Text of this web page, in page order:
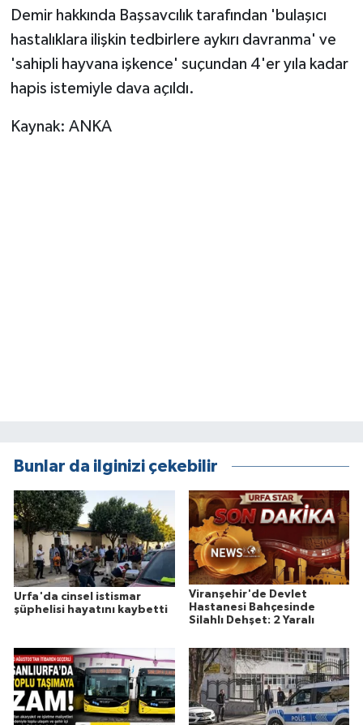
Demir hakkında Başsavcılık tarafından 'bulaşıcı
hastalıklara ilişkin tedbirlere aykırı davranma' ve
'sahipli hayvana işkence' suçundan 4'er yıla kadar
hapis istemiyle dava açıldı.
Kaynak: ANKA
Bunlar da ilginizi çekebilir
Urfa'da cinsel istismar
şüphelisi hayatını kaybetti
Viranşehir'de Devlet
Hastanesi Bahçesinde
Silahlı Dehşet: 2 Yaralı